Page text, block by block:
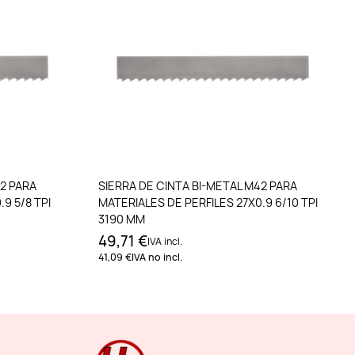
PARA
5/8 TPI
Añadir al carrito
SIERRA DE CINTA BI-METAL M42 PARA
MATERIALES DE PERFILES 27X0.9 6/10 TPI
3190 MM
49,71 €IVA incl.
41,09 €IVA no incl.